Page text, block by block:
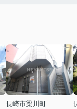
長崎市梁川町